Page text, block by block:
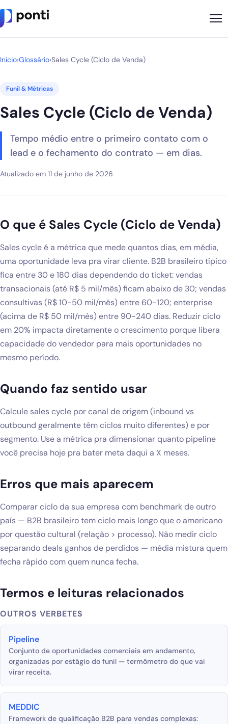
Metodologia
Cases
Nossos Apps
Solicitar diagnóstico gratuito
Início›Glossário›Sales Cycle (Ciclo de Venda)
Funil & Métricas
Sales Cycle (Ciclo de Venda)
Tempo médio entre o primeiro contato com o
lead e o fechamento do contrato — em dias.
Atualizado em 11 de junho de 2026
O que é Sales Cycle (Ciclo de Venda)
Sales cycle é a métrica que mede quantos dias, em média,
uma oportunidade leva pra virar cliente. B2B brasileiro típico
fica entre 30 e 180 dias dependendo do ticket: vendas
transacionais (até R$ 5 mil/mês) ficam abaixo de 30; vendas
consultivas (R$ 10-50 mil/mês) entre 60-120; enterprise
(acima de R$ 50 mil/mês) entre 90-240 dias. Reduzir ciclo
em 20% impacta diretamente o crescimento porque libera
capacidade do vendedor para mais oportunidades no
mesmo período.
Quando faz sentido usar
Calcule sales cycle por canal de origem (inbound vs
outbound geralmente têm ciclos muito diferentes) e por
segmento. Use a métrica pra dimensionar quanto pipeline
você precisa hoje pra bater meta daqui a X meses.
Erros que mais aparecem
Comparar ciclo da sua empresa com benchmark de outro
país — B2B brasileiro tem ciclo mais longo que o americano
por questão cultural (relação > processo). Não medir ciclo
separando deals ganhos de perdidos — média mistura quem
fecha rápido com quem nunca fecha.
Termos e leituras relacionados
OUTROS VERBETES
Pipeline
Conjunto de oportunidades comerciais em andamento,
organizadas por estágio do funil — termômetro do que vai
virar receita.
MEDDIC
Framework de qualificação B2B para vendas complexas: